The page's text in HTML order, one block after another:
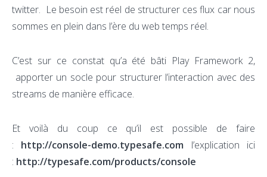
twitter. Le besoin est réel de structurer ces flux car nous
sommes en plein dans l’ère du web temps réel.
C’est sur ce constat qu’a été bâti Play Framework 2,
apporter un socle pour structurer l’interaction avec des
streams de manière efficace.
Et voilà du coup ce qu’il est possible de faire
: http://console-demo.typesafe.com l’explication ici
: http://typesafe.com/products/console